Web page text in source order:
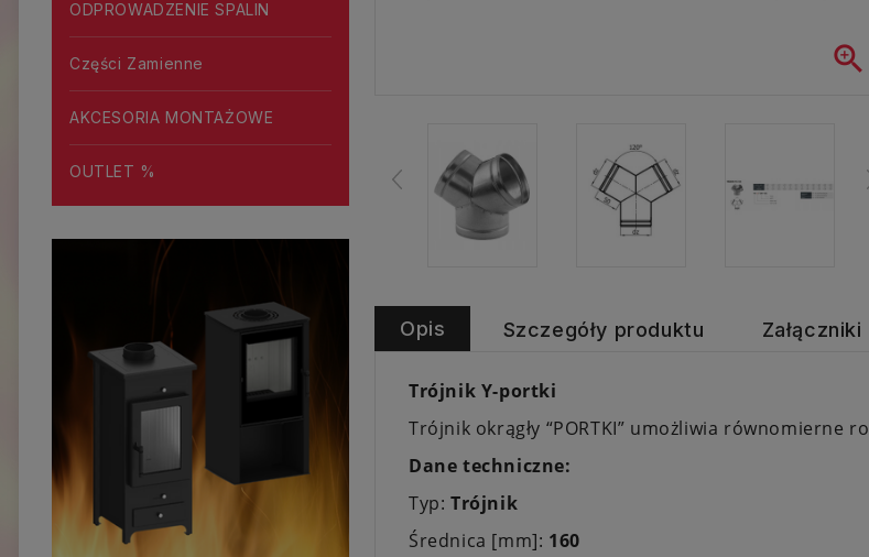
ODPROWADZENIE SPALIN
Części Zamienne
AKCESORIA MONTAŻOWE
OUTLET %

Opis Szczegóły produktu Załączniki
Trójnik Y-portki
Trójnik okrągły “PORTKI” umożliwia równomierne
Dane techniczne:
Typ: Trójnik
Średnica [mm]: 160